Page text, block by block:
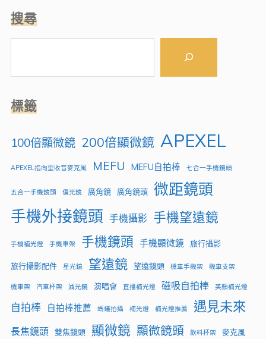
搜尋
標籤
100倍顯微鏡 200倍顯微鏡 APEXEL
APEXEL指向型收音麥克風 MEFU MEFU自拍棒 七合一手機鏡頭
五合一手機鏡頭 偏光鏡 廣角鏡 廣角鏡頭 微距鏡頭
手機外接鏡頭 手機攝影 手機望遠鏡
手機補光燈 手機車架 手機鏡頭 手機顯微鏡 旅行攝影
旅行攝影配件 星光鏡 望遠鏡 望遠鏡頭 機車手機架 機車支架
機車架 汽車杯架 減光鏡 演唱會 直播補光燈 磁吸自拍棒 美顏補光燈
自拍棒 自拍棒推薦 螞蟻拍攝 補光燈 補光燈推薦 遇見未來
長焦鏡頭 雙焦鏡頭 顯微鏡 顯微鏡頭 飲料杯架 麥克風